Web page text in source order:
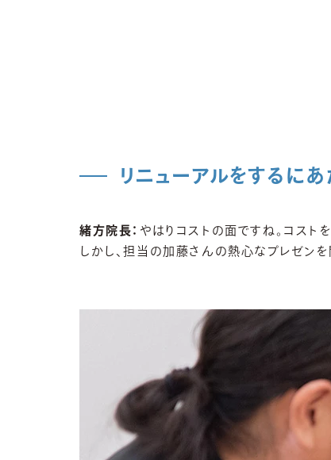
リニューアルをするにあ
緒方院長： やはりコストの面ですね。コスト
しかし、担当の加藤さんの熱心なプレゼン